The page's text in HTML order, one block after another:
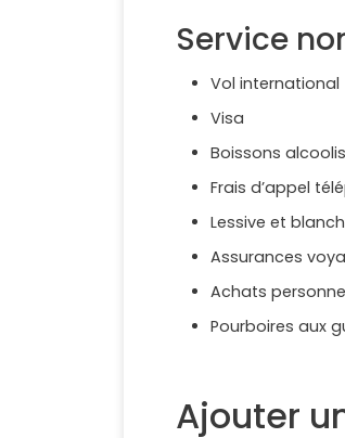
Service
Vol international
Visa
Boissons
Frais d’appel
Lessive et
Assurances
Achats
Pourboires aux
Ajouter